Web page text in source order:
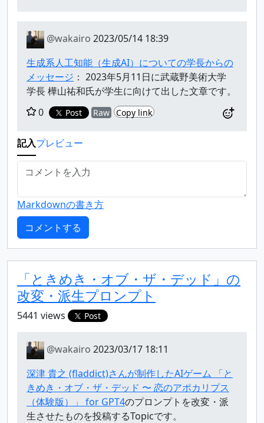
@wakairo 2023/05/14 18:39
生成系人工知能（生成AI）についての学長からの
メッセージ ： 2023年5月11日に武蔵野美術大学
学長 樺山祐和氏が学生に向けて出した文章です。
0
Post Raw Copy link
記入プレビュー
Markdownの書き方
「ときめき・オブ・ザ・デッド」の
改変・派生プロンプト
5441 views Post
@wakairo 2023/03/17 18:11
深津 貴之 (fladdict)さんが制作したAIゲーム 「と
きめき・オブ・ザ・デッド 〜 恋のアポカリプス
（体験版）」 for GPT4のプロンプトを改変・派
生させたものを投稿するTopicです。